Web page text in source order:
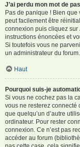
J’ai perdu mon mot de
Pas de panique ! Bien que
peut facilement être
connexion puis cliquez sur
instructions énoncées et
Si toutefois vous ne
un administrateur du forum.
Haut
Pourquoi suis-je
Si vous ne cochez pas la
vous ne resterez connecté
que quelqu’un d’autre
ordinateur. Pour rester
connexion. Ce n’est pas
accéder au forum